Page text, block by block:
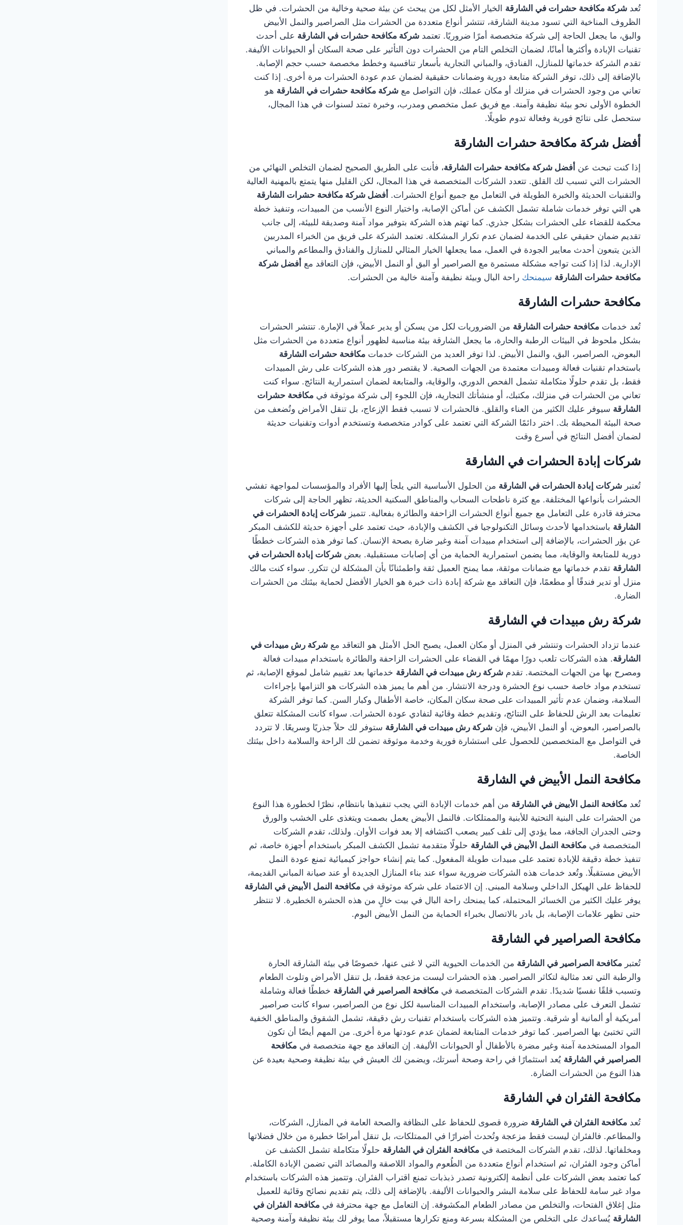
تُعدشركة مكافحة حشرات في الشارقة الخيار الأمثل لكل من يبحث عن بيئة صحية وخالية من الحشرات. في ظل
الظروف المناخية التي تسود مدينة الشارقة، تنتشر أنواع متعددة من الحشرات مثل الصراصير والنمل الأبيض
والبق، ما يجعل الحاجة إلى شركة متخصصة أمرًا ضروريًا. تعتمدشركة مكافحة حشرات في الشارقة على أحدث
تقنيات الإبادة وأكثرها أمانًا، لضمان التخلص التام من الحشرات دون التأثير على صحة السكان أو الحيوانات الأليفة.
تقدم الشركة خدماتها للمنازل، الفنادق، والمباني التجارية بأسعار تنافسية وخطط مخصصة حسب حجم الإصابة.
بالإضافة إلى ذلك، توفر الشركة متابعة دورية وضمانات حقيقية لضمان عدم عودة الحشرات مرة أخرى. إذا كنت
تعاني من وجود الحشرات في منزلك أو مكان عملك، فإن التواصل معشركة مكافحة حشرات في الشارقة هو
الخطوة الأولى نحو بيئة نظيفة وآمنة. مع فريق عمل متخصص ومدرب، وخبرة تمتد لسنوات في هذا المجال،
ستحصل على نتائج فورية وفعالة تدوم طويلًا.
أفضل شركة مكافحة حشرات الشارقة
إذا كنت تبحث عنأفضل شركة مكافحة حشرات الشارقة، فأنت على الطريق الصحيح لضمان التخلص النهائي من
الحشرات التي تسبب لك القلق. تتعدد الشركات المتخصصة في هذا المجال، لكن القليل منها يتمتع بالمهنية العالية
والتقنيات الحديثة والخبرة الطويلة في التعامل مع جميع أنواع الحشرات.أفضل شركة مكافحة حشرات الشارقة
هي التي توفر خدمات شاملة تشمل الكشف عن أماكن الإصابة، واختيار النوع الأنسب من المبيدات، وتنفيذ خطة
محكمة للقضاء على الحشرات بشكل جذري. كما تهتم هذه الشركة بتوفير مواد آمنة وصديقة للبيئة، إلى جانب
تقديم ضمان حقيقي على الخدمة لضمان عدم تكرار المشكلة. تعتمد الشركة على فريق من الخبراء المدربين
الذين يتبعون أحدث معايير الجودة في العمل، مما يجعلها الخيار المثالي للمنازل والفنادق والمطاعم والمباني
الإدارية. لذا إذا كنت تواجه مشكلة مستمرة مع الصراصير أو البق أو النمل الأبيض، فإن التعاقد معأفضل شركة
مكافحة حشرات الشارقة سيمنحك راحة البال وبيئة نظيفة وآمنة خالية من الحشرات.
مكافحة حشرات الشارقة
تُعد خدماتمكافحة حشرات الشارقة من الضروريات لكل من يسكن أو يدير عملاً في الإمارة. تنتشر الحشرات
بشكل ملحوظ في البيئات الرطبة والحارة، ما يجعل الشارقة بيئة مناسبة لظهور أنواع متعددة من الحشرات مثل
البعوض، الصراصير، البق، والنمل الأبيض. لذا توفر العديد من الشركات خدماتمكافحة حشرات الشارقة
باستخدام تقنيات فعالة ومبيدات معتمدة من الجهات الصحية. لا يقتصر دور هذه الشركات على رش المبيدات
فقط، بل تقدم حلولًا متكاملة تشمل الفحص الدوري، والوقاية، والمتابعة لضمان استمرارية النتائج. سواء كنت
تعاني من الحشرات في منزلك، مكتبك، أو منشأتك التجارية، فإن اللجوء إلى شركة موثوقة فيمكافحة حشرات
الشارقة سيوفر عليك الكثير من العناء والقلق. فالحشرات لا تسبب فقط الإزعاج، بل تنقل الأمراض وتُضعف من
صحة البيئة المحيطة بك. اختر دائمًا الشركة التي تعتمد على كوادر متخصصة وتستخدم أدوات وتقنيات حديثة
لضمان أفضل النتائج في أسرع وقت
شركات إبادة الحشرات في الشارقة
تُعتبرشركات إبادة الحشرات في الشارقة من الحلول الأساسية التي يلجأ إليها الأفراد والمؤسسات لمواجهة تفشي
الحشرات بأنواعها المختلفة. مع كثرة ناطحات السحاب والمناطق السكنية الحديثة، تظهر الحاجة إلى شركات
محترفة قادرة على التعامل مع جميع أنواع الحشرات الزاحفة والطائرة بفعالية. تتميزشركات إبادة الحشرات في
الشارقة باستخدامها لأحدث وسائل التكنولوجيا في الكشف والإبادة، حيث تعتمد على أجهزة حديثة للكشف المبكر
عن بؤر الحشرات، بالإضافة إلى استخدام مبيدات آمنة وغير ضارة بصحة الإنسان. كما توفر هذه الشركات خططًا
دورية للمتابعة والوقاية، مما يضمن استمرارية الحماية من أي إصابات مستقبلية. بعضشركات إبادة الحشرات في
الشارقة تقدم خدماتها مع ضمانات موثقة، مما يمنح العميل ثقة واطمئنانًا بأن المشكلة لن تتكرر. سواء كنت مالك
منزل أو تدير فندقًا أو مطعمًا، فإن التعاقد مع شركة إبادة ذات خبرة هو الخيار الأفضل لحماية بيئتك من الحشرات
الضارة.
شركة رش مبيدات في الشارقة
عندما تزداد الحشرات وتنتشر في المنزل أو مكان العمل، يصبح الحل الأمثل هو التعاقد معشركة رش مبيدات في
الشارقة. هذه الشركات تلعب دورًا مهمًا في القضاء على الحشرات الزاحفة والطائرة باستخدام مبيدات فعالة
ومصرح بها من الجهات المختصة. تقدمشركة رش مبيدات في الشارقة خدماتها بعد تقييم شامل لموقع الإصابة، ثم
تستخدم مواد خاصة حسب نوع الحشرة ودرجة الانتشار. من أهم ما يميز هذه الشركات هو التزامها بإجراءات
السلامة، وضمان عدم تأثير المبيدات على صحة سكان المكان، خاصة الأطفال وكبار السن. كما توفر الشركة
تعليمات بعد الرش للحفاظ على النتائج، وتقديم خطة وقائية لتفادي عودة الحشرات. سواء كانت المشكلة تتعلق
بالصراصير، البعوض، أو النمل الأبيض، فإنشركة رش مبيدات في الشارقة ستوفر لك حلاً جذريًا وسريعًا. لا تتردد
في التواصل مع المتخصصين للحصول على استشارة فورية وخدمة موثوقة تضمن لك الراحة والسلامة داخل بيئتك
الخاصة.
مكافحة النمل الأبيض في الشارقة
تُعدمكافحة النمل الأبيض في الشارقة من أهم خدمات الإبادة التي يجب تنفيذها بانتظام، نظرًا لخطورة هذا النوع
من الحشرات على البنية التحتية للأبنية والممتلكات. فالنمل الأبيض يعمل بصمت ويتغذى على الخشب والورق
وحتى الجدران الجافة، مما يؤدي إلى تلف كبير يصعب اكتشافه إلا بعد فوات الأوان. ولذلك، تقدم الشركات
المتخصصة فيمكافحة النمل الأبيض في الشارقة حلولًا متقدمة تشمل الكشف المبكر باستخدام أجهزة خاصة، ثم
تنفيذ خطة دقيقة للإبادة تعتمد على مبيدات طويلة المفعول. كما يتم إنشاء حواجز كيميائية تمنع عودة النمل
الأبيض مستقبلًا. وتُعد خدمات هذه الشركات ضرورية سواء عند بناء المنازل الجديدة أو عند صيانة المباني القديمة،
للحفاظ على الهيكل الداخلي وسلامة المبنى. إن الاعتماد على شركة موثوقة فيمكافحة النمل الأبيض في الشارقة
يوفر عليك الكثير من الخسائر المحتملة، كما يمنحك راحة البال في بيت خالٍ من هذه الحشرة الخطيرة. لا تنتظر
حتى تظهر علامات الإصابة، بل بادر بالاتصال بخبراء الحماية من النمل الأبيض اليوم.
مكافحة الصراصير في الشارقة
تُعتبرمكافحة الصراصير في الشارقة من الخدمات الحيوية التي لا غنى عنها، خصوصًا في بيئة الشارقة الحارة
والرطبة التي تعد مثالية لتكاثر الصراصير. هذه الحشرات ليست مزعجة فقط، بل تنقل الأمراض وتلوث الطعام
وتسبب قلقًا نفسيًا شديدًا. تقدم الشركات المتخصصة فيمكافحة الصراصير في الشارقة خططًا فعالة وشاملة
تشمل التعرف على مصادر الإصابة، واستخدام المبيدات المناسبة لكل نوع من الصراصير، سواء كانت صراصير
أمريكية أو ألمانية أو شرقية. وتتميز هذه الشركات باستخدام تقنيات رش دقيقة، تشمل الشقوق والمناطق الخفية
التي تختبئ بها الصراصير. كما توفر خدمات المتابعة لضمان عدم عودتها مرة أخرى. من المهم أيضًا أن تكون
المواد المستخدمة آمنة وغير مضرة بالأطفال أو الحيوانات الأليفة. إن التعاقد مع جهة متخصصة فيمكافحة
الصراصير في الشارقة يُعد استثمارًا في راحة وصحة أسرتك، ويضمن لك العيش في بيئة نظيفة وصحية بعيدة عن
هذا النوع من الحشرات الضارة.
مكافحة الفئران في الشارقة
تُعدمكافحة الفئران في الشارقة ضرورة قصوى للحفاظ على النظافة والصحة العامة في المنازل، الشركات،
والمطاعم. فالفئران ليست فقط مزعجة وتُحدث أضرارًا في الممتلكات، بل تنقل أمراضًا خطيرة من خلال فضلاتها
ومخلفاتها. لذلك، تقدم الشركات المختصة فيمكافحة الفئران في الشارقة حلولًا متكاملة تشمل الكشف عن
أماكن وجود الفئران، ثم استخدام أنواع متعددة من الطُعوم والمواد اللاصقة والمصائد التي تضمن الإبادة الكاملة.
كما تعتمد بعض الشركات على أنظمة إلكترونية تصدر ذبذبات تمنع اقتراب الفئران. وتتميز هذه الشركات باستخدام
مواد غير سامة للحفاظ على سلامة البشر والحيوانات الأليفة. بالإضافة إلى ذلك، يتم تقديم نصائح وقائية للعميل
مثل إغلاق الفتحات، والتخلص من مصادر الطعام المكشوفة. إن التعامل مع جهة محترفة فيمكافحة الفئران في
الشارقة يُساعدك على التخلص من المشكلة بسرعة ومنع تكرارها مستقبلاً، مما يوفر لك بيئة نظيفة وآمنة وصحية